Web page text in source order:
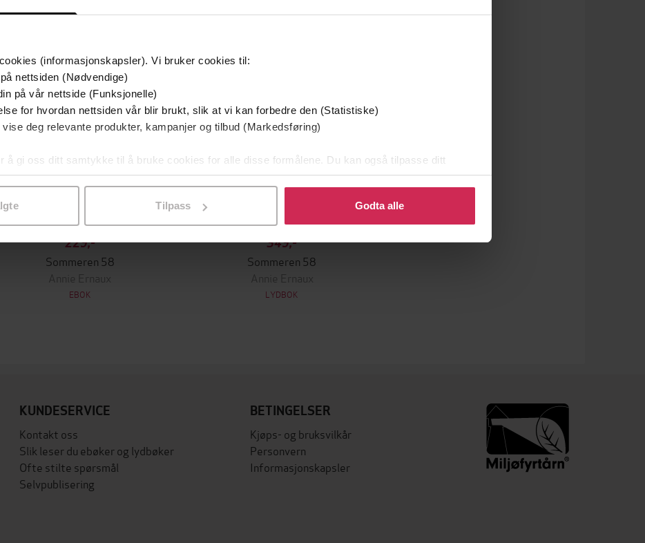
(informasjonskapsler). Vi bruker cookies til:
nettsiden (Nødvendige)
på vår nettside (Funksjonelle)
for hvordan nettsiden vår blir brukt, slik at vi kan forbedre den (Statistiske)
deg relevante produkter, kampanjer og tilbud (Markedsføring)
å gi oss ditt samtykke til å bruke cookies for alle disse formålene. Du kan også tilpasse ditt
ved å klikke på «Tilpass». Du kan når som helst trekke tilbake eller endre ditt samtykke.
Tilpass Godta alle
229,-
Sommeren 58
Annie Ernaux
EBOK
349,-
Sommeren 58
Annie Ernaux
LYDBOK
KUNDESERVICE
Kontakt oss
Slik leser du ebøker og lydbøker
Ofte stilte spørsmål
Selvpublisering
BETINGELSER
Kjøps- og bruksvilkår
Personvern
Informasjonskapsler